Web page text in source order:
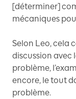
[déterminer]
mécaniques
Selon Leo, cela
discussion avec
problème,
encore, le tout
problème.